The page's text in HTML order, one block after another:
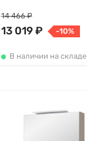
подсветкой
13 019 ₽
14 466 ₽
-10%
В наличии на складе